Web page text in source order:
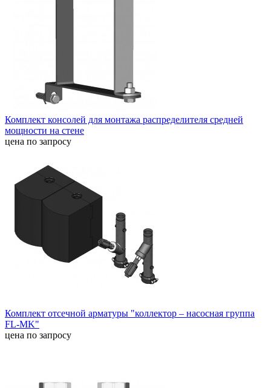
Комплект консолей для монтажа распределителя средней
мощности на стене
цена по запросу
Комплект отсечной арматуры "коллектор – насосная группа
FL-MK"
цена по запросу